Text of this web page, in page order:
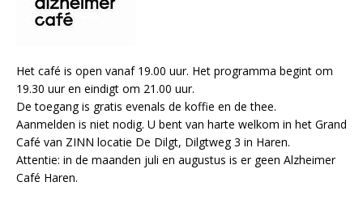
Het café is open vanaf 19.00 uur. Het programma begint om
19.30 uur en eindigt om 21.00 uur.
De toegang is gratis evenals de koffie en de thee.
Aanmelden is niet nodig. U bent van harte welkom in het Grand
Café van ZINN locatie De Dilgt, Dilgtweg 3 in Haren.
Attentie: in de maanden juli en augustus is er geen Alzheimer
Café Haren.